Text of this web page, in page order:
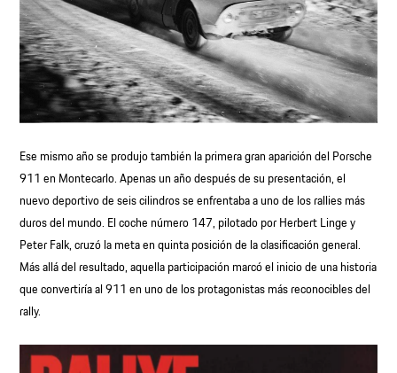
Ese mismo año se produjo también la primera gran aparición del Porsche
911 en Montecarlo. Apenas un año después de su presentación, el
nuevo deportivo de seis cilindros se enfrentaba a uno de los rallies más
duros del mundo. El coche número 147, pilotado por Herbert Linge y
Peter Falk, cruzó la meta en quinta posición de la clasificación general.
Más allá del resultado, aquella participación marcó el inicio de una historia
que convertiría al 911 en uno de los protagonistas más reconocibles del
rally.